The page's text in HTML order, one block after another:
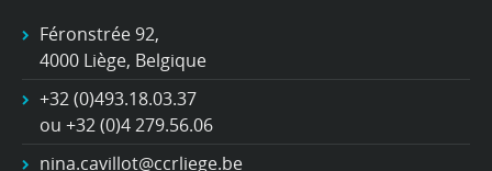
Féronstrée 92,
4000 Liège, Belgique
+32 (0)493.18.03.37
ou +32 (0)4 279.56.06
nina.cavillot@ccrliege.be